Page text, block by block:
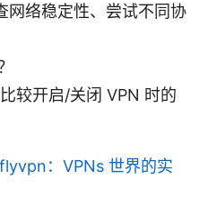
网络稳定性、尝试不同协
较开启/关闭 VPN 时的
：VPNs 世界的实